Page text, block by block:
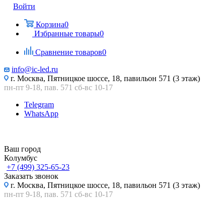
Войти
Корзина0
Избранные товары0
Сравнение товаров0
info@ic-led.ru
г. Москва, Пятницкое шоссе, 18, павильон 571 (3 этаж)
пн-пт 9-18, пав. 571 сб-вс 10-17
Telegram
WhatsApp
Ваш город
Колумбус
+7 (499) 325-65-23
Заказать звонок
г. Москва, Пятницкое шоссе, 18, павильон 571 (3 этаж)
пн-пт 9-18, пав. 571 сб-вс 10-17